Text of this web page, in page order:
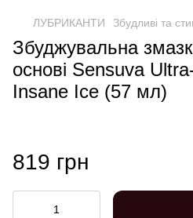
ЛУБРИКАНТИ Збудливі та
Збуджувальна
основі Sensuva
Insane Ice (57 мл)
819 грн